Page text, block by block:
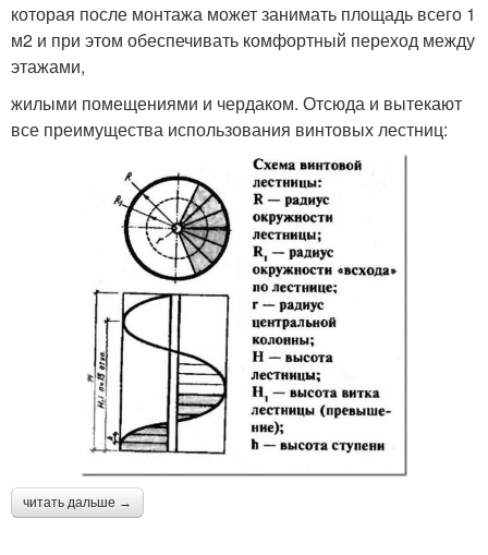
которая после монтажа может занимать площадь всего 1
м2 и при этом обеспечивать комфортный переход между
этажами,
жилыми помещениями и чердаком. Отсюда и вытекают
все преимущества использования винтовых лестниц:
читать дальше →